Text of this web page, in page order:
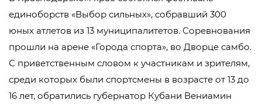
единоборств «Выбор сильных», собравший 300
юных атлетов из 13 муниципалитетов. Соревнования
прошли на арене «Города спорта», во Дворце самбо.
С приветственным словом к участникам и зрителям,
среди которых были спортсмены в возрасте от 13 до
16 лет, обратились губернатор Кубани Вениамин